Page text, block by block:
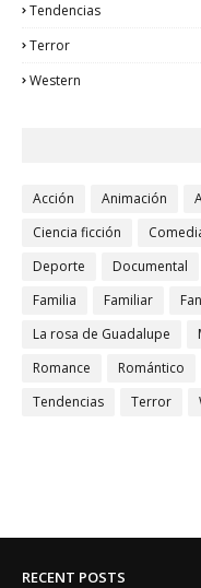
Tendencias
Terror
Western
Acción Animación
Ciencia ficción
Deporte
Documental
Familia
Familiar
La rosa de Guadalupe
Romance
Romántico
Tendencias
Terror
RECENT POSTS